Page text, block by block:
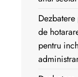
de
pentru